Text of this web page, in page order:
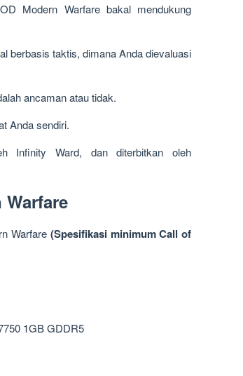
Modern Warfare bakal mendukung
berbasis taktis, dimana Anda dievaluasi
ancaman atau tidak.
Anda sendiri.
Infinity Ward, dan diterbitkan oleh
Warfare (Spesifikasi minimum Call of
1GB GDDR5